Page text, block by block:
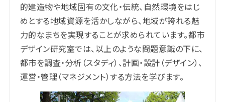
的建造物や地域固有の文化・伝統、自然環境をはじ
めとする地域資源を活かしながら、地域が誇れる魅
力的なまちを実現することが求められています。都市
デザイン研究室では、以上のような問題意識の下に、
都市を調査・分析（スタディ）、計画・設計（デザイン）、
運営・管理（マネジメント）する方法を学びます。